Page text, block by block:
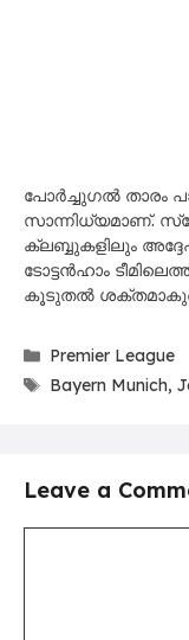
പോർച്ചുഗൽ താരം
സാന്നിധ്യമാണ്.
ക്ലബ്ബുകളിലും
ടോട്ടൻഹാം
കൂടുതൽ
Categories
Premier League
Tags
Bayern Munich,
Leave a